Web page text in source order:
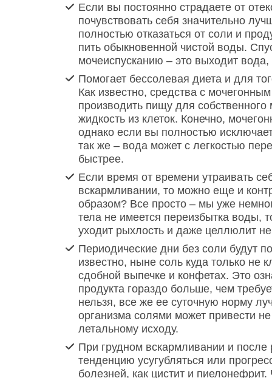
Если вы постоянно страдаете от
почувствовать себя значительно
полностью отказаться от соли и
пить обыкновенной чистой воды.
мочеиспусканию – это выходит
Помогает бессолевая диета и для
Как известно, средства с
производить пищу для
жидкость из клеток. Конечно,
однако если вы полностью
так же – вода может с легкостью
быстрее.
Если время от времени утраивать
вскармливании, то можно еще и
образом? Все просто – мы уже
тела не имеется переизбытка воды,
уходит рыхлость и даже целлюлит не
Периодические дни без соли будут
известно, ныне соль куда только не
сдобной выпечке и конфетах. Это
продукта гораздо больше, чем
нельзя, все же ее суточную норму
организма солями может привести
летальному исходу.
При грудном вскармливании и
тенденцию усугубляться или
болезней, как цистит и